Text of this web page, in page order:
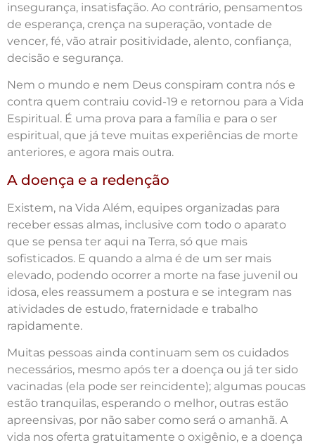
insegurança, insatisfação. Ao contrário, pensamentos
de esperança, crença na superação, vontade de
vencer, fé, vão atrair positividade, alento, confiança,
decisão e segurança.
Nem o mundo e nem Deus conspiram contra nós e
contra quem contraiu covid-19 e retornou para a Vida
Espiritual. É uma prova para a família e para o ser
espiritual, que já teve muitas experiências de morte
anteriores, e agora mais outra.
A doença e a redenção
Existem, na Vida Além, equipes organizadas para
receber essas almas, inclusive com todo o aparato
que se pensa ter aqui na Terra, só que mais
sofisticados. E quando a alma é de um ser mais
elevado, podendo ocorrer a morte na fase juvenil ou
idosa, eles reassumem a postura e se integram nas
atividades de estudo, fraternidade e trabalho
rapidamente.
Muitas pessoas ainda continuam sem os cuidados
necessários, mesmo após ter a doença ou já ter sido
vacinadas (ela pode ser reincidente); algumas poucas
estão tranquilas, esperando o melhor, outras estão
apreensivas, por não saber como será o amanhã. A
vida nos oferta gratuitamente o oxigênio, e a doença